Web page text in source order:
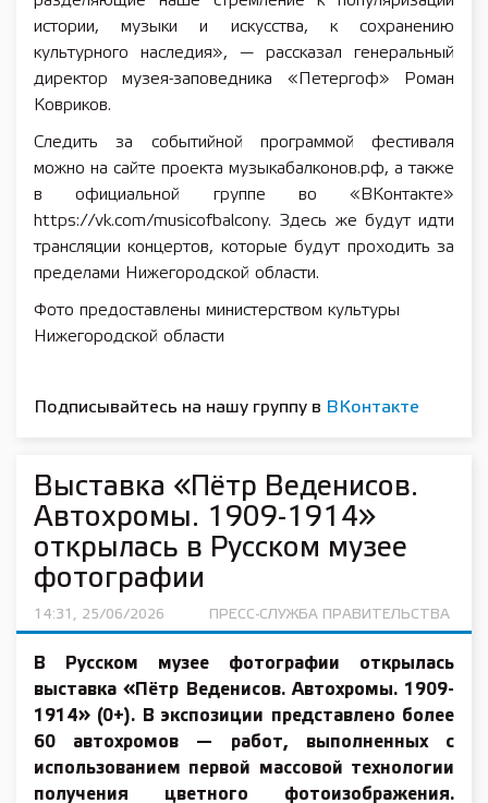
истории, музыки и искусства, к сохранению
культурного наследия», — рассказал генеральный
директор музея-заповедника «Петергоф» Роман
Ковриков.
Следить за событийной программой фестиваля
можно на сайте проекта музыкабалконов.рф, а также
в официальной группе во «ВКонтакте»
https://vk.com/musicofbalcony. Здесь же будут идти
трансляции концертов, которые будут проходить за
пределами Нижегородской области.
Фото предоставлены министерством культуры
Нижегородской области
Подписывайтесь на нашу группу в ВКонтакте
Выставка «Пётр Веденисов.
Автохромы. 1909-1914»
открылась в Русском музее
фотографии
14:31, 25/06/2026 ПРЕСС-СЛУЖБА ПРАВИТЕЛЬСТВА
В Русском музее фотографии открылась
выставка «Пётр Веденисов. Автохромы. 1909-
1914» (0+). В экспозиции представлено более
60 автохромов — работ, выполненных с
использованием первой массовой технологии
получения цветного фотоизображения.